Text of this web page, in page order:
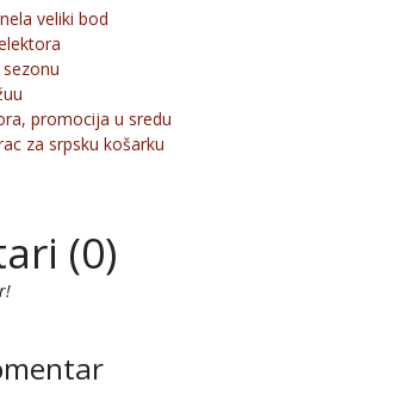
veliki bod
promocija u sredu
za srpsku košarku
(0)